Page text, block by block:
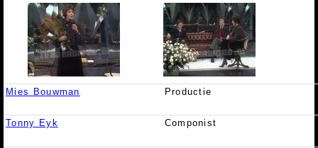
Mies Bouwman Productie
Tonny Eyk Componist